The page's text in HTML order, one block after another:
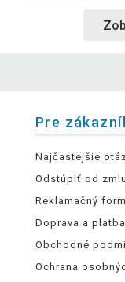
Pre
Najčastejšie
Odstúpiť od
Reklamačný
Doprava a platba
Obchodné
Ochrana